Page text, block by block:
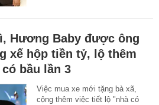
Hương Baby được ông
xế hộp tiền tỷ, lộ thêm
bầu lần 3
Việc mua xe mới tặng bà xã,
cộng thêm việc tiết lộ "nhà có